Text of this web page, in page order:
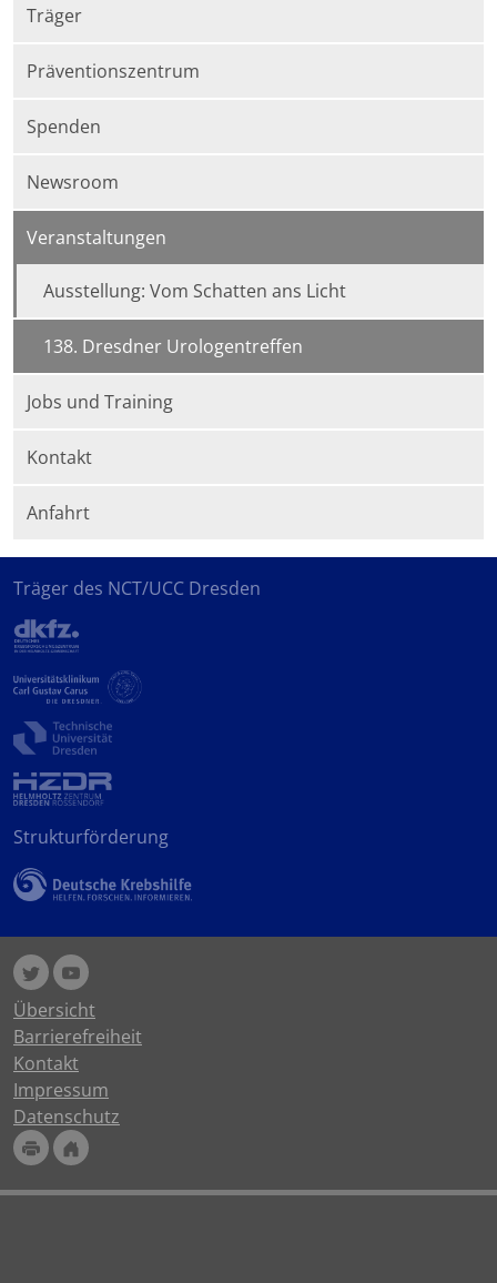
Träger
Präventionszentrum
Spenden
Newsroom
Veranstaltungen
Ausstellung: Vom Schatten ans Licht
138. Dresdner Urologentreffen
Jobs und Training
Kontakt
Anfahrt
Träger des NCT/UCC Dresden
Strukturförderung
Übersicht
Barrierefreiheit
Kontakt
Impressum
Datenschutz